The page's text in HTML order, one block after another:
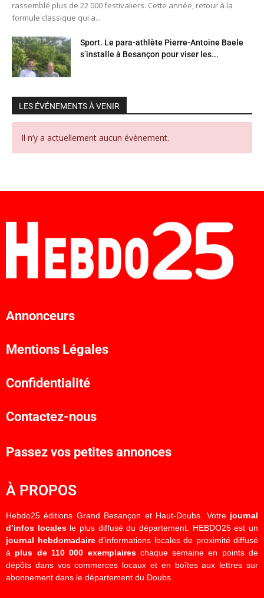
rassemblé plus de 22 000 festivaliers. Cette année, retour à la
formule classique qui a...
Sport. Le para-athlète Pierre-Antoine Baele
s’installe à Besançon pour viser les...
LES ÉVÉNEMENTS À VENIR
Il n’y a actuellement aucun évènement.
Annonceurs
Mentions Légales
Confidentialité
Contactez-nous
Passez vos petites annonces
À PROPOS
Hebdo25 éditions Grand Besançon et Haut-Doubs. Votre journal
d’infos localesle plus diffusé du département. HEBDO25 est un
journal hebdomadaired’informations locales de proximité diffusé
à plus de 110 000 exemplaireschaque semaine en points de
dépôts dans vos commerces locaux et en boîtes aux lettres sur
abonnement dans le département du Doubs.